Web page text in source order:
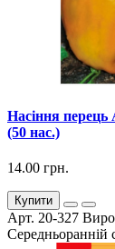
Насіння перець
(50 нас.)
14.00 грн.
Купити
Арт. 20-327
Середньоранній